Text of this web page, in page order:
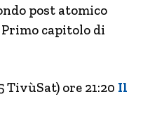
post atomico
capitolo di
TivùSat) ore 21:20 Il